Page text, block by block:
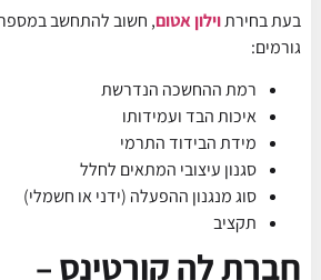
בעת בחירתוילון אטום, חשוב להתחשב
גורמים:
רמת ההחשכה הנדרשת
איכות הבד ועמידותו
מידת הבידוד התרמי
סגנון עיצובי המתאים לחלל
סוג מנגנון ההפעלה (ידני או חשמלי)
תקציב
חברת לה קורטינס –